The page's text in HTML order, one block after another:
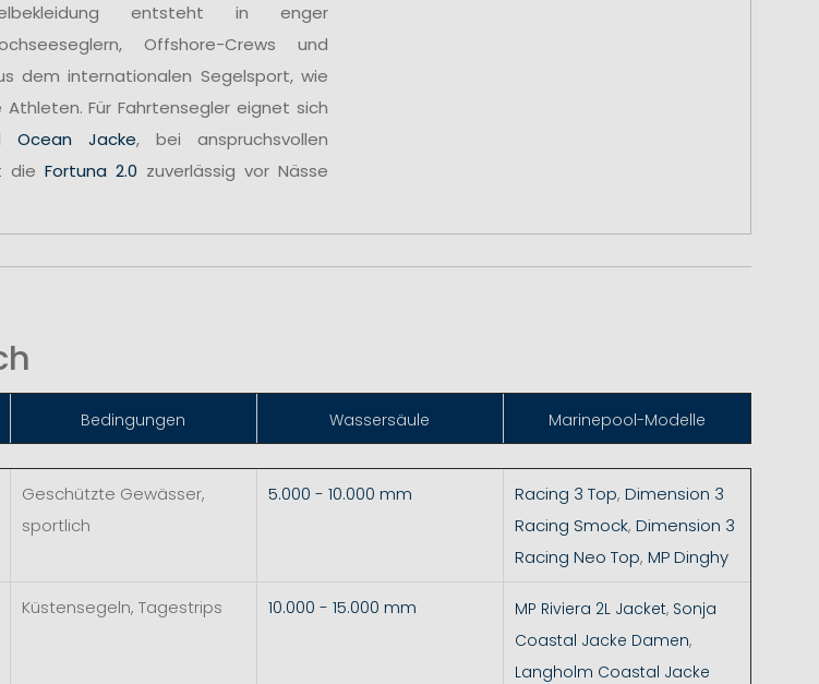
entsteht in enger
Offshore-Crews und
dem internationalen Segelsport, wie
Für Fahrtensegler eignet sich
Ocean Jacke, bei anspruchsvollen
dieFortuna 2.0 zuverlässig vor Nässe
Bedingungen Wassersäule Marinepool-Modelle
Geschützte Gewässer,
sportlich
5.000 - 10.000 mm Racing 3 Top, Dimension 3
Racing Smock, Dimension 3
Racing Neo Top, MP Dinghy
Küstensegeln, Tagestrips 10.000 - 15.000 mm MP Riviera 2L Jacket, Sonja
Coastal Jacke Damen,
Langholm Coastal Jacke